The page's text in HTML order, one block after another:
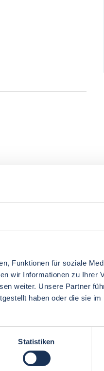
Funktionen für soziale
wir Informationen zu Ihrer
weiter. Unsere Partner
haben oder die sie
Statistiken